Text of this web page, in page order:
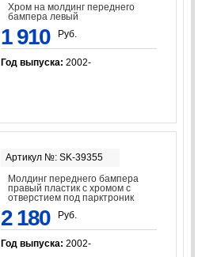
Хром на молдинг переднего
бампера левый
1 910 Руб.
Год выпуска: 2002-
Артикул №: SK-39355
Молдинг переднего бампера
правый пластик с хромом с
отверстием под парктроник
2 180 Руб.
Год выпуска: 2002-